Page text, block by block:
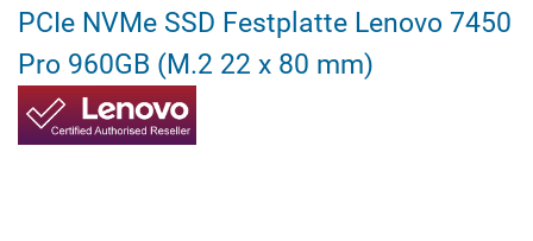
PCIe NVMe SSD Festplatte Lenovo 7450
Pro 960GB (M.2 22 x 80 mm)